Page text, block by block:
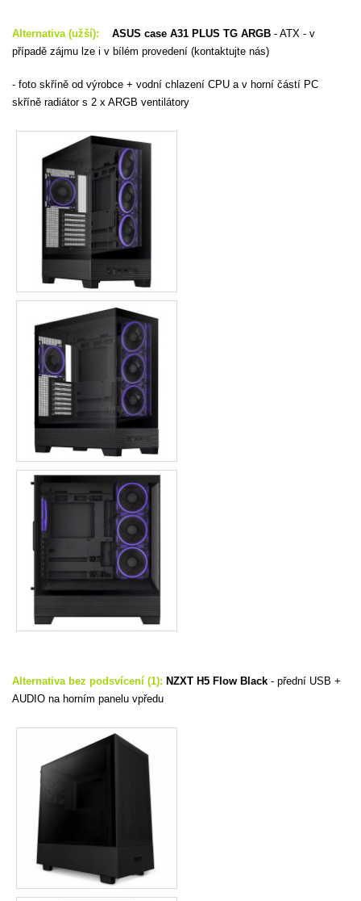
Alternativa (užší): ASUS case A31 PLUS TG ARGB - ATX - v
případě zájmu lze i v bílém provedení (kontaktujte nás)
- foto skříně od výrobce + vodní chlazení CPU a v horní částí PC
skříně radiátor s 2 x ARGB ventilátory
Alternativa bez podsvícení (1): NZXT H5 Flow Black - přední USB +
AUDIO na horním panelu vpředu